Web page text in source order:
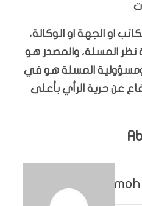
او الجهة او الوكالة،
نظر المسلة، والمصدر هو
المسلة هو في
عن حرية الرأي بأعلى